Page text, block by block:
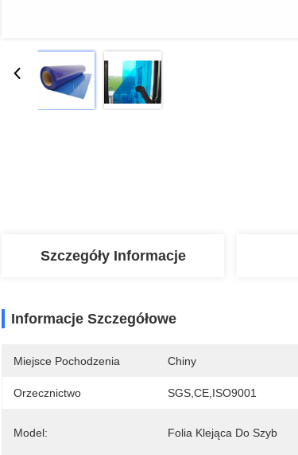
Szczegóły Informacje
Informacje Szczegółowe
Miejsce Pochodzenia Chiny
Orzecznictwo SGS,CE,ISO9001
Model: Folia Klejąca Do Szyb